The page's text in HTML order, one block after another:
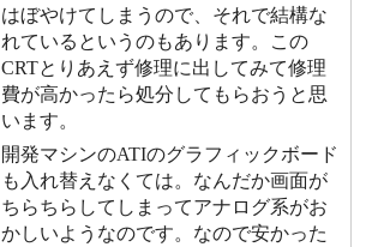
はぼやけてしまうので、それで結構な
れているというのもあります。この
CRTとりあえず修理に出してみて修理
費が高かったら処分してもらおうと思
います。
開発マシンのATIのグラフィックボード
も入れ替えなくては。なんだか画面が
ちらちらしてしまってアナログ系がお
かしいようなのです。なので安かった